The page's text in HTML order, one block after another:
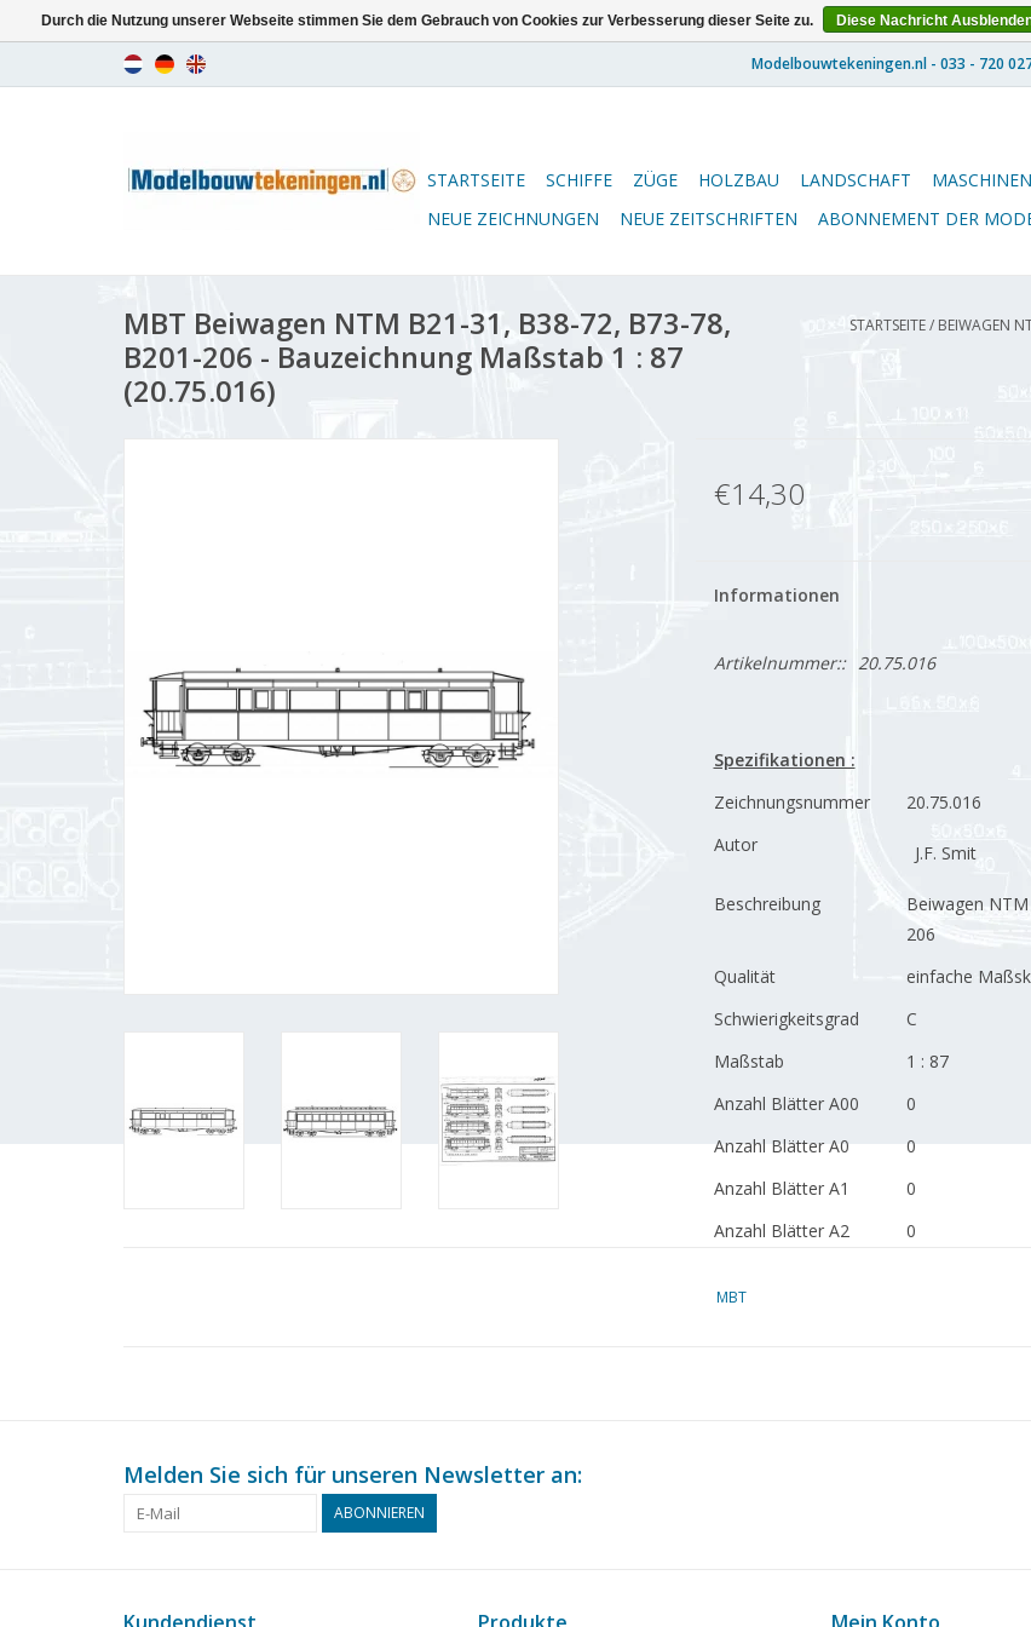
STARTSEITE SCHIFFE ZÜGE HOLZBAU LANDSCHAFT MASCHINEN
NEUE ZEICHNUNGEN
NEUE ZEITSCHRIFTEN ABONNEMENT DER
MBT Beiwagen NTM B21-31, B38-72, B73-78,
B201-206 - Bauzeichnung Maßstab 1 : 87
(20.75.016)
STARTSEITE/ BEIWAGEN
€14,30
Informationen
Artikelnummer:: 20.75.016
Spezifikationen :
Zeichnungsnummer
20.75.016
Autor
J.F. Smit
Beschreibung
Beiwagen
206
Qualität
einfache
Schwierigkeitsgrad
C
Maßstab
1 : 87
Anzahl Blätter A00
0
Anzahl Blätter A0
0
Anzahl Blätter A1
0
Anzahl Blätter A2
0
MBT
Melden Sie sich für unseren Newsletter an:
ABONNIEREN
Durch die Nutzung unserer Webseite stimmen Sie dem Gebrauch von Cookies zur Verbesserung dieser Seite zu. Diese Nachricht